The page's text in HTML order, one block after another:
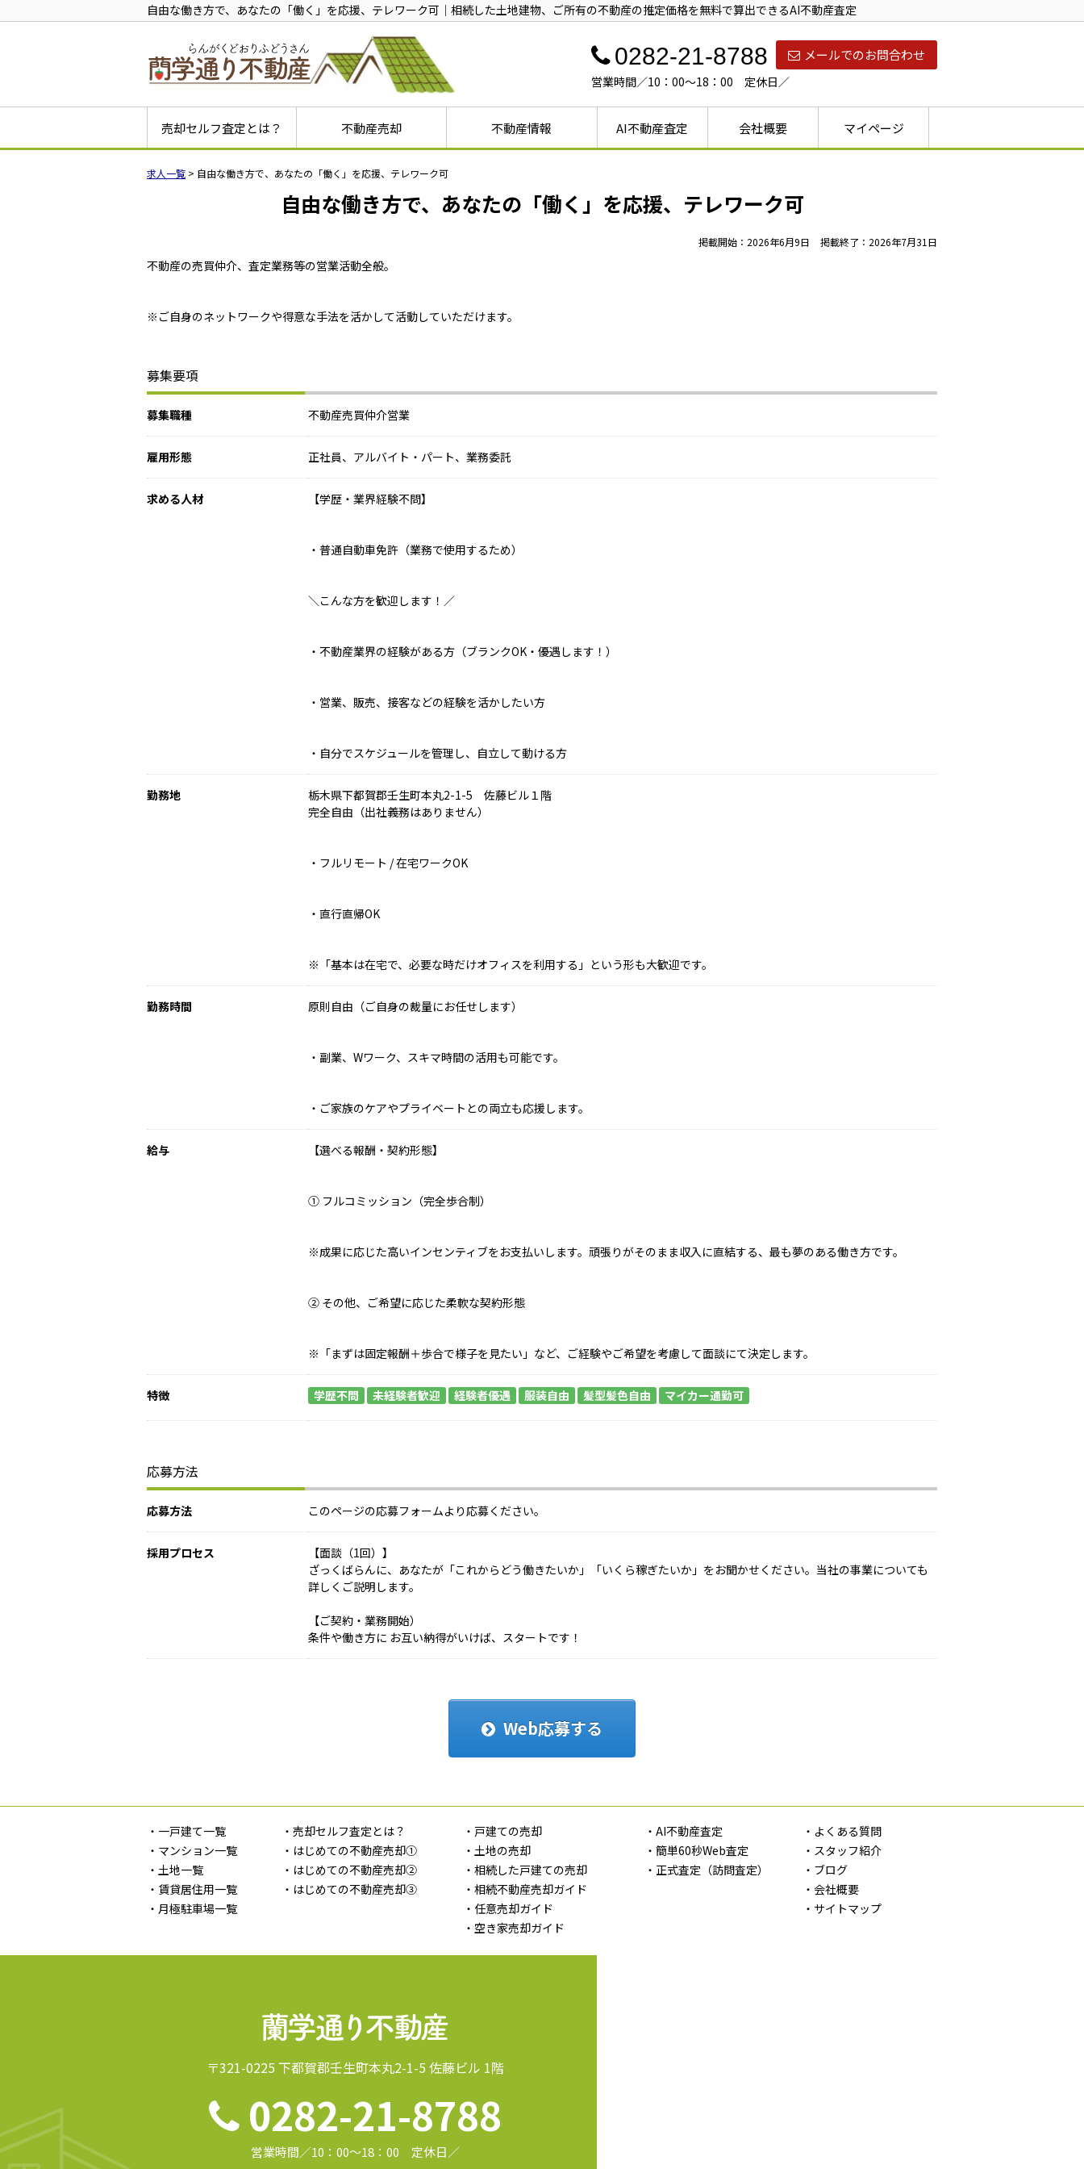
自由な働き方で、あなたの「働く」を応援、テレワーク可｜相続した土地建物、ご所有の不動産の推定価格を無料で算出できるAI不動産査定
メールでのお問合わせ
0282-21-8788
営業時間／10：00～18：00 定休日／
売却セルフ査定とは？ 不動産売却
戸建ての売却
土地の売却
相続した戸建ての売却
初めての不動産売却①
初めての不動産売却②
初めての不動産売却③
相続不動産売却ガイド
任意売却ガイド
空き家売却ガイド
不動産情報 AI不動産査定 会社概要 マイページ
求人一覧 > 自由な働き方で、あなたの「働く」を応援、テレワーク可
自由な働き方で、あなたの「働く」を応援、テレワーク可
掲載開始：2026年6月9日 掲載終了：2026年7月31日
不動産の売買仲介、査定業務等の営業活動全般。
※ご自身のネットワークや得意な手法を活かして活動していただけます。
募集要項
募集職種 不動産売買仲介営業
雇用形態 正社員、アルバイト・パート、業務委託
求める人材 【学歴・業界経験不問】
・普通自動車免許（業務で使用するため）
＼こんな方を歓迎します！／
・不動産業界の経験がある方（ブランクOK・優遇します！）
・営業、販売、接客などの経験を活かしたい方
・自分でスケジュールを管理し、自立して動ける方
勤務地
栃木県下都賀郡壬生町本丸2-1-5 佐藤ビル１階
完全自由（出社義務はありません）
・フルリモート / 在宅ワークOK
・直行直帰OK
※「基本は在宅で、必要な時だけオフィスを利用する」という形も大歓迎です。
勤務時間 原則自由（ご自身の裁量にお任せします）
・副業、Wワーク、スキマ時間の活用も可能です。
・ご家族のケアやプライベートとの両立も応援します。
給与 【選べる報酬・契約形態】
① フルコミッション（完全歩合制）
※成果に応じた高いインセンティブをお支払いします。頑張りがそのまま収入に直結する、最も夢のある働き方です。
② その他、ご希望に応じた柔軟な契約形態
※「まずは固定報酬＋歩合で様子を見たい」など、ご経験やご希望を考慮して面談にて決定します。
特徴 学歴不問 未経験者歓迎 経験者優遇 服装自由 髪型髪色自由 マイカー通勤可
応募方法
応募方法 このページの応募フォームより応募ください。
採用プロセス
【面談（1回）】
ざっくばらんに、あなたが「これからどう働きたいか」「いくら稼ぎたいか」をお聞かせください。当社の事業についても
詳しくご説明します。
【ご契約・業務開始）
条件や働き方に お互い納得がいけば、スタートです！
Web応募する
・一戸建て一覧
・マンション一覧
・土地一覧
・賃貸居住用一覧
・月極駐車場一覧
・売却セルフ査定とは？
・はじめての不動産売却①
・はじめての不動産売却②
・はじめての不動産売却③
・戸建ての売却
・土地の売却
・相続した戸建ての売却
・相続不動産売却ガイド
・任意売却ガイド
・空き家売却ガイド
・AI不動産査定
・簡単60秒Web査定
・正式査定（訪問査定）
・よくある質問
・スタッフ紹介
・ブログ
・会社概要
・サイトマップ
〒321-0225 下都賀郡壬生町本丸2-1-5 佐藤ビル 1階
0282-21-8788
営業時間／10：00～18：00 定休日／